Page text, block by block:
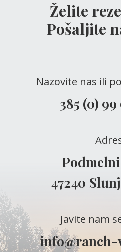
Želite
Pošaljite
Nazovite nas ili
+385 (0) 99
47240
Javite nam